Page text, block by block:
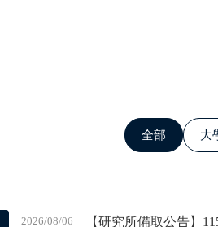
全部 大
2026/08/06 【研究所備取公告】